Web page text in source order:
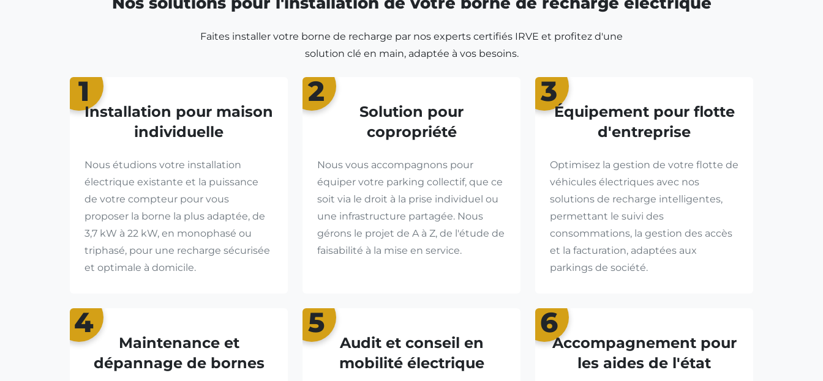
Faites installer votre borne de recharge par nos experts certifiés IRVE et profitez d'une
solution clé en main, adaptée à vos besoins.
1
Installation pour maison
individuelle
Nous étudions votre installation
électrique existante et la puissance
de votre compteur pour vous
proposer la borne la plus adaptée, de
3,7 kW à 22 kW, en monophasé ou
triphasé, pour une recharge sécurisée
et optimale à domicile.
2
Solution pour
copropriété
Nous vous accompagnons pour
équiper votre parking collectif, que ce
soit via le droit à la prise individuel ou
une infrastructure partagée. Nous
gérons le projet de A à Z, de l'étude de
faisabilité à la mise en service.
3
Équipement pour flotte
d'entreprise
Optimisez la gestion de votre flotte de
véhicules électriques avec nos
solutions de recharge intelligentes,
permettant le suivi des
consommations, la gestion des accès
et la facturation, adaptées aux
parkings de société.
4
Maintenance et
dépannage de bornes
5
Audit et conseil en
mobilité électrique
6
Accompagnement pour
les aides de l'état